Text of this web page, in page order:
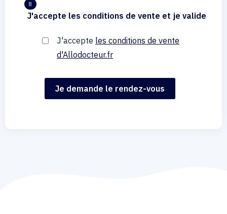
8
J'accepte les conditions de vente et je valide
J'accepte les conditions de vente
d'Allodocteur.fr